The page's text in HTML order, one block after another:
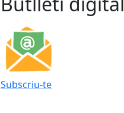
Subscriu-te